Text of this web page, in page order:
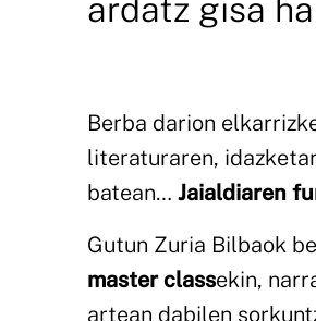
ardatz gisa
Berba darion
literaturaren,
batean… Jaialdiaren
Gutun Zuria Bilbaok
master classekin,
artean dabilen